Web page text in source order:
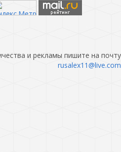
и рекламы пишите на почту
rusalex11@live.com